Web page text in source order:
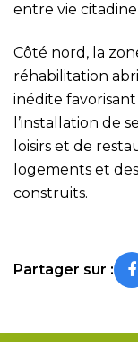
entre vie
Côté nord, la
réhabilitation
inédite
l’installation de
loisirs et de
logements et
construits.
Partager sur :